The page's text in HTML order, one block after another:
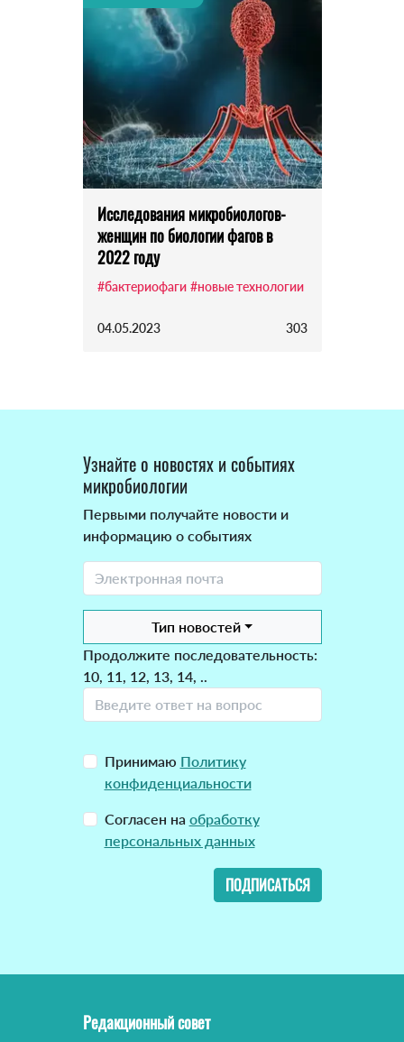
Исследования микробиологов-
женщин по биологии фагов в
2022 году
#бактериофаги #новые технологии
04.05.2023 303
Узнайте о новостях и событиях
микробиологии
Первыми получайте новости и
информацию о событиях
Тип новостей
Продолжите последовательность:
10, 11, 12, 13, 14, ..
Принимаю Политику
конфиденциальности
Согласен на обработку
персональных данных
ПОДПИСАТЬСЯ
Редакционный совет